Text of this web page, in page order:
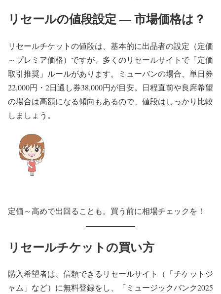
リセールの値段設定 ― 市場価格は？
リセールチケットの値段は、基本的に出品者の設定（定価
～プレミア価格）ですが、多くのリセールサイトで「定価
取引推奨」ルールがあります。ミューバンの場合、単日券
22,000円・2日通し券38,000円が目安。日程直前や良席希望
の場合は高額になる傾向もあるので、値段はしっかり比較
しましょう。
定価～高めで出回ることも。買う前に相場チェックを！
リセールチケットの買い方
購入希望者は、信頼できるリセールサイト（「チケットジ
ャム」など）に無料登録をし、「ミュージックバンク2025